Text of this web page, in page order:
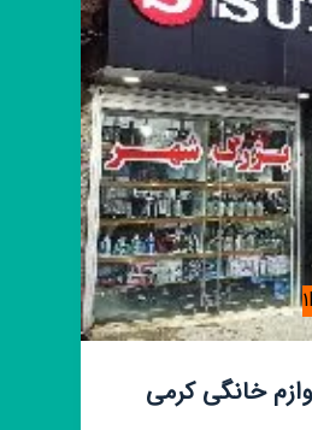
خانگی کرمی